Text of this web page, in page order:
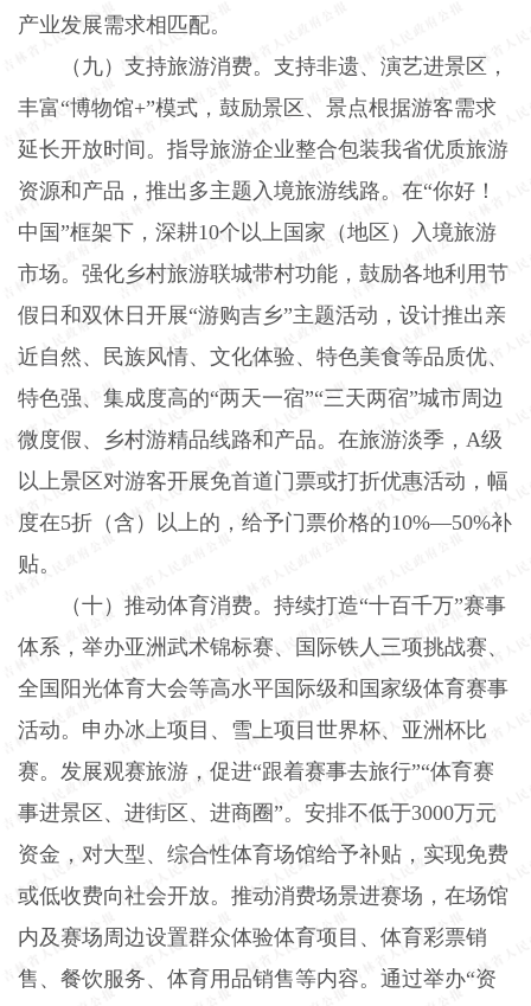
产业发展需求相匹配。
（九）支持旅游消费。 支持非遗、演艺进景区，
丰富“博物馆+”模式，鼓励景区、景点根据游客需求
延长开放时间。指导旅游企业整合包装我省优质旅游
资源和产品，推出多主题入境旅游线路。在“你好！
中国”框架下，深耕10个以上国家（地区）入境旅游
市场。强化乡村旅游联城带村功能，鼓励各地利用节
假日和双休日开展“游购吉乡”主题活动，设计推出亲
近自然、民族风情、文化体验、特色美食等品质优、
特色强、集成度高的“两天一宿”“三天两宿”城市周边
微度假、乡村游精品线路和产品。在旅游淡季， A级
以上景区对游客开展免首道门票或打折优惠活动，幅
度在5折（含）以上的，给予门票价格的10%—50%补
贴。
（十）推动体育消费。 持续打造“十百千万”赛事
体系，举办亚洲武术锦标赛、国际铁人三项挑战赛、
全国阳光体育大会等高水平国际级和国家级体育赛事
活动。申办冰上项目、雪上项目世界杯、亚洲杯比
赛。发展观赛旅游，促进“跟着赛事去旅行”“体育赛
事进景区、进街区、进商圈”。安排不低于3000万元
资金，对大型、综合性体育场馆给予补贴，实现免费
或低收费向社会开放。推动消费场景进赛场，在场馆
内及赛场周边设置群众体验体育项目、体育彩票销
售、餐饮服务、体育用品销售等内容。通过举办“资